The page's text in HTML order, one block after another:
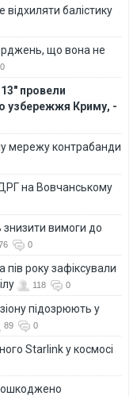
балістику
що вона не
0
провели
узбережжя Криму, -
мережу контрабанди
на Вовчанському
знизити вимоги до
0
пів року зафіксували
118 0
підозрюють у
89 0
Starlink у космосі